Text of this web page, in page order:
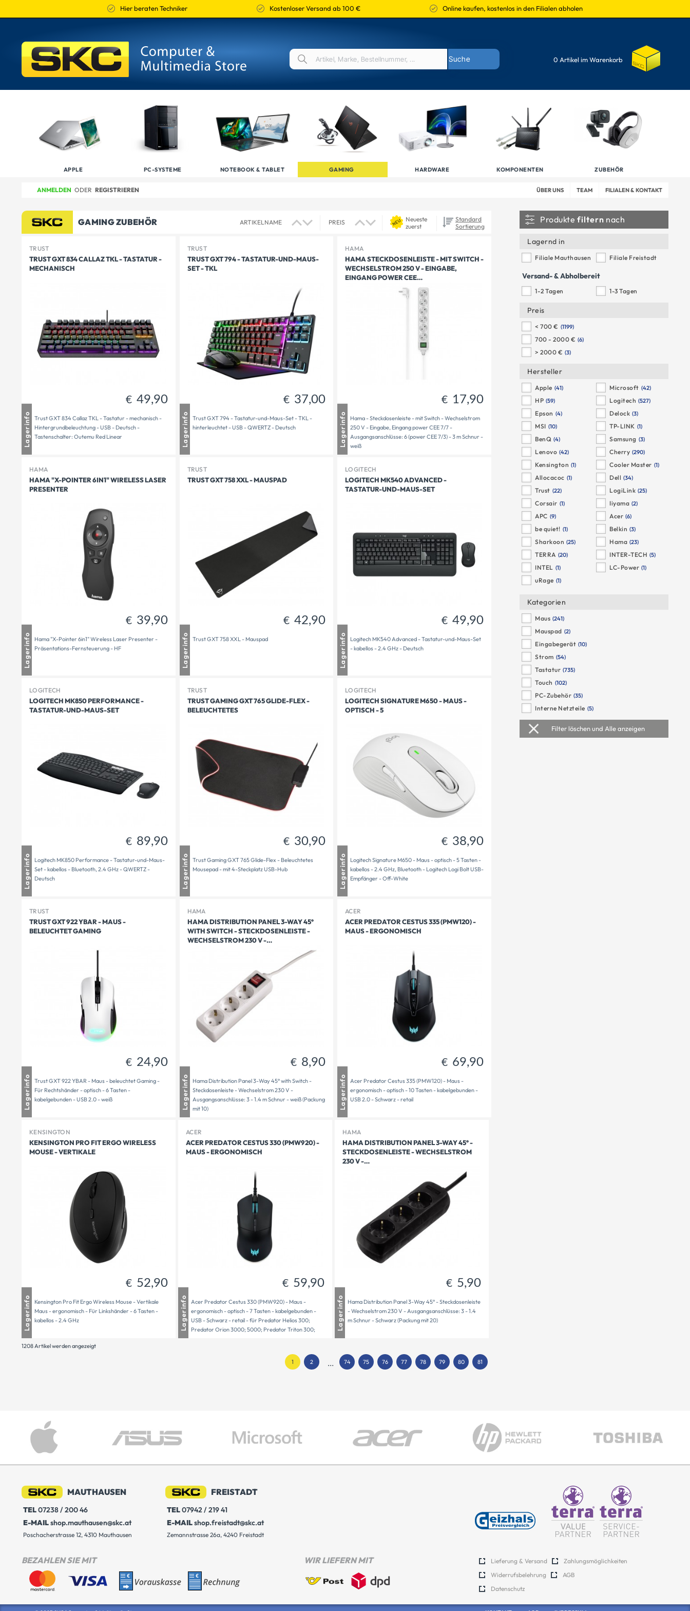
Hier beraten Techniker Kostenloser Versand ab 100 € Online kaufen, kostenlos in den Filialen abholen
0 Artikel im Warenkorb
APPLE PC-SYSTEME NOTEBOOK & TABLET GAMING HARDWARE KOMPONENTEN ZUBEHÖR
ANMELDEN ODER REGISTRIEREN ÜBER UNS TEAM FILIALEN & KONTAKT
GAMING ZUBEHÖR ARTIKELNAME PREIS
Neueste
zuerst
Standard
Sortierung
TRUST
TRUST GXT 834 CALLAZ TKL - TASTATUR -
MECHANISCH
€ 49,90
Trust GXT 834 Callaz TKL - Tastatur - mechanisch -
Hintergrundbeleuchtung - USB - Deutsch -
Tastenschalter: Outemu Red Linear
Lagerinfo
TRUST
TRUST GXT 794 - TASTATUR-UND-MAUS-
SET - TKL
€ 37,00
Trust GXT 794 - Tastatur-und-Maus-Set - TKL -
hinterleuchtet - USB - QWERTZ - Deutsch
€37,00
Versandbereit 1 Lagerinfo
HAMA
HAMA STECKDOSENLEISTE - MIT SWITCH -
WECHSELSTROM 250 V - EINGABE,
EINGANG POWER CEE…
€ 17,90
Hama - Steckdosenleiste - mit Switch - Wechselstrom
250 V - Eingabe, Eingang power CEE 7/7 -
Ausgangsanschlüsse: 6 (power CEE 7/3) - 3 m Schnur -
weiß
€17,90
Lagerinfo
HAMA
HAMA "X-POINTER 6IN1" WIRELESS LASER
PRESENTER
€ 39,90
Hama "X-Pointer 6in1" Wireless Laser Presenter -
Präsentations-Fernsteuerung - HF
Lagerinfo
TRUST
TRUST GXT 758 XXL - MAUSPAD
€ 42,90
Trust GXT 758 XXL - Mauspad
42,90
Lagerinfo
LOGITECH
LOGITECH MK540 ADVANCED -
TASTATUR-UND-MAUS-SET
€ 49,90
Logitech MK540 Advanced - Tastatur-und-Maus-Set
- kabellos - 2.4 GHz - Deutsch
€ 49,90
2 auf Lager
Lagerinfo
LOGITECH
LOGITECH MK850 PERFORMANCE -
TASTATUR-UND-MAUS-SET
€ 89,90
Logitech MK850 Performance - Tastatur-und-Maus-
Set - kabellos - Bluetooth, 2.4 GHz - QWERTZ -
Deutsch
Lagerinfo
TRUST
TRUST GAMING GXT 765 GLIDE-FLEX -
BELEUCHTETES
€ 30,90
Trust Gaming GXT 765 Glide-Flex - Beleuchtetes
Mousepad - mit 4-Steckplatz USB-Hub
Versandbereit
Lagerinfo
LOGITECH
LOGITECH SIGNATURE M650 - MAUS -
OPTISCH - 5
€ 38,90
Logitech Signature M650 - Maus - optisch - 5 Tasten -
kabellos - 2.4 GHz, Bluetooth - Logitech Logi Bolt USB-
Empfänger - Off-White
38,90
Freistadt
Lagerinfo
TRUST
TRUST GXT 922 YBAR - MAUS -
BELEUCHTET GAMING
€ 24,90
Trust GXT 922 YBAR - Maus - beleuchtet Gaming -
Für Rechtshänder - optisch - 6 Tasten -
kabelgebunden - USB 2.0 - weiß
€24,90
Lagerinfo
HAMA
HAMA DISTRIBUTION PANEL 3-WAY 45°
WITH SWITCH - STECKDOSENLEISTE -
WECHSELSTROM 230 V -…
€ 8,90
Hama Distribution Panel 3-Way 45° with Switch -
Steckdosenleiste - Wechselstrom 230 V -
Ausgangsanschlüsse: 3 - 1.4 m Schnur - weiß (Packung
mit 10)
8,90
Versandbereit 1 Lagerinfo
ACER
ACER PREDATOR CESTUS 335 (PMW120) -
MAUS - ERGONOMISCH
€ 69,90
Acer Predator Cestus 335 (PMW120) - Maus -
ergonomisch - optisch - 10 Tasten - kabelgebunden -
USB 2.0 - Schwarz - retail
1 auf Lager
Versandbereit 1 Lagerinfo
KENSINGTON
KENSINGTON PRO FIT ERGO WIRELESS
MOUSE - VERTIKALE
€ 52,90
Kensington Pro Fit Ergo Wireless Mouse - Vertikale
Maus - ergonomisch - Für Linkshänder - 6 Tasten -
kabellos - 2.4 GHz
52,90
Lagerinfo
ACER
ACER PREDATOR CESTUS 330 (PMW920) -
MAUS - ERGONOMISCH
€ 59,90
Acer Predator Cestus 330 (PMW920) - Maus -
ergonomisch - optisch - 7 Tasten - kabelgebunden -
USB - Schwarz - retail - für Predator Helios 300;
Predator Orion 3000; 5000; Predator Triton 300;
59,90
Freistadt
Versandbereit
Lagerinfo
HAMA
HAMA DISTRIBUTION PANEL 3-WAY 45° -
STECKDOSENLEISTE - WECHSELSTROM
230 V -…
€ 5,90
Hama Distribution Panel 3-Way 45° - Steckdosenleiste
- Wechselstrom 230 V - Ausgangsanschlüsse: 3 - 1.4
m Schnur - Schwarz (Packung mit 20)
1 auf Lager
Versandbereit 1 Lagerinfo
1208 Artikel werden angezeigt
1 2 ... 74 75 76 77 78 79 80 81
Produkte filtern nach
Lagernd in
Filiale Mauthausen Filiale Freistadt
Versand- & Abholbereit
1-2 Tagen 1-3 Tagen
Preis
< 700 € (1199)
700 - 2000 € (6)
> 2000 € (3)
Hersteller
Apple (41) Microsoft (42)
HP (59) Logitech (527)
Epson (4) Delock (3)
MSI (10) TP-LINK (1)
BenQ (4) Samsung (3)
Lenovo (42) Cherry (290)
Kensington (1) Cooler Master (1)
Allocacoc (1) Dell (34)
Trust (22) LogiLink (25)
Corsair (1) Iiyama (2)
APC (9) Acer (6)
be quiet! (1) Belkin (3)
Sharkoon (25) Hama (23)
TERRA (20) INTER-TECH (5)
INTEL (1) LC-Power (1)
uRage (1)
Kategorien
Maus (241)
Mauspad (2)
Eingabegerät (10)
Strom (54)
Tastatur (735)
Touch (102)
PC-Zubehör (35)
Interne Netzteile (5)
Filter löschen und Alle anzeigen
MAUTHAUSEN
TEL07238 / 200 46
E-MAILshop.mauthausen@skc.at
Poschacherstrasse 12, 4310 Mauthausen
FREISTADT
TEL07942 / 219 41
E-MAILshop.freistadt@skc.at
Zemannstrasse 26a, 4240 Freistadt
BEZAHLEN SIE MIT WIR LIEFERN MIT Lieferung & Versand
Zahlungsmöglichkeiten
Widerrufsbelehrung
AGB
Datenschutz